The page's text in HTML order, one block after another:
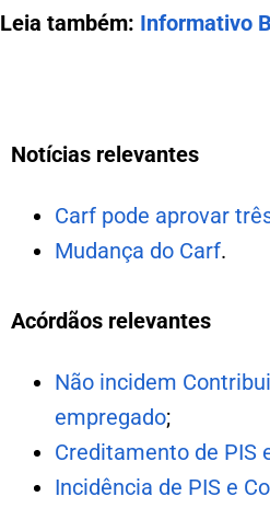
Leia também: Informativo
Notícias relevantes
Carf pode aprovar
Mudança do Carf.
Acórdãos relevantes
Não incidem
empregado;
Creditamento de PIS
Incidência de PIS e